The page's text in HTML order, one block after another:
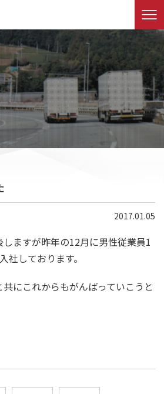
2017.01.05
ますが昨年の12月に男性従業員1
社しております。
にこれからもがんばっていこうと